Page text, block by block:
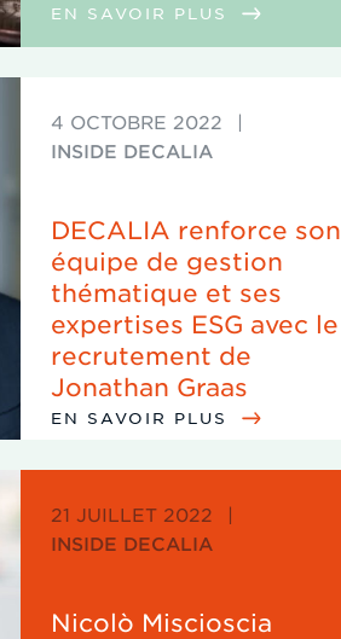
EN SAVOIR PLUS
4 OCTOBRE 2022
|
INSIDE DECALIA
DECALIA renforce son
équipe de gestion
thématique et ses
expertises ESG avec le
recrutement de
Jonathan Graas
EN SAVOIR PLUS
21 JUILLET 2022
|
INSIDE DECALIA
Nicolò Miscioscia